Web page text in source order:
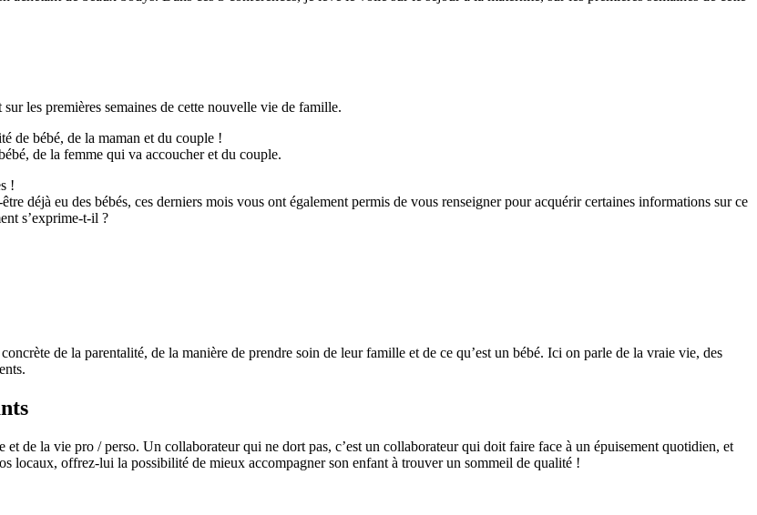
les premières semaines de cette nouvelle vie de famille.
de bébé, de la maman et du couple !
de la femme qui va accoucher et du couple.
!
déjà eu des bébés, ces derniers mois vous ont également permis de vous renseigner pour acquérir certaines informations sur ce
s’exprime-t-il ?
de la parentalité, de la manière de prendre soin de leur famille et de ce qu’est un bébé. Ici on parle de la vraie vie, des
de la vie pro / perso. Un collaborateur qui ne dort pas, c’est un collaborateur qui doit faire face à un épuisement quotidien, et
locaux, offrez-lui la possibilité de mieux accompagner son enfant à trouver un sommeil de qualité !